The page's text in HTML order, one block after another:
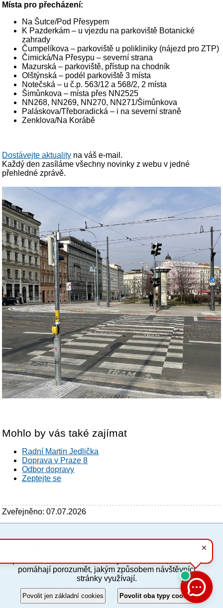
Místa pro přecházení:
Na Šutce/Pod Přesypem
K Pazderkám – u vjezdu na parkoviště Botanické
zahrady
Čumpelíkova – parkoviště u polikliniky (nájezd pro ZTP)
Čimická/Na Přesypu – severní strana
Mazurská – parkoviště, přístup na chodník
Olštýnská – podél parkoviště 3 místa
Notečská – u č.p. 563/12 a 568/2, 2 místa
Šimůnkova – místa přes NN2525
NN268, NN269, NN270, NN271/Šimůnkova
Paláskova/Třeboradická – i na severní straně
Zenklova/Na Korábě
Dostávejte aktuality na váš e-mail.
Každý den zasíláme všechny novinky z webu v jedné
přehledné zprávě.
Mohlo by vás také zajímat
Radní Martin Jedlička
Doprava v Praze 8
Odbor dopravy
Zeptejte se
Zveřejněno: 07.07.2026
ENG
Povinné a praktické informace
© 2012–2019 MČ Praha 8
Tyto stránky využívají základní soubory cookies, které
správnou funkci. Volitelně analytické cookies, které nám
pomáhají porozumět, jakým způsobem návštěvníci
stránky využívají.
Povolit jen základní cookies Povolit oba typy cookies